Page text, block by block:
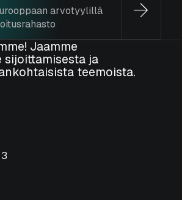
arvotyylillä
Jaamme
sijoittamisesta ja
teemoista.